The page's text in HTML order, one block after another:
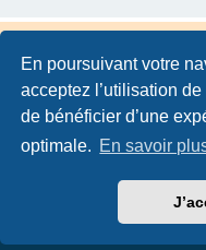
En poursuivant votre
acceptez l’utilisation
de bénéficier d’une
optimale. En savoir
Traduction